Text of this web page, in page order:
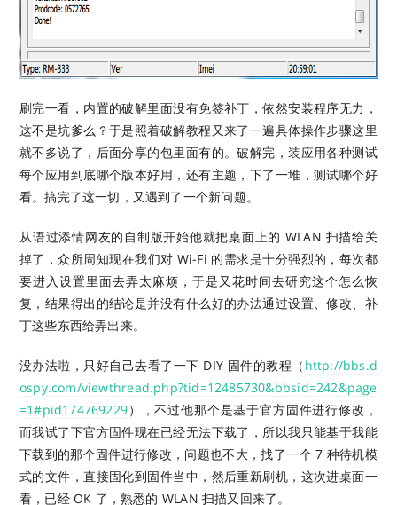
刷完一看，内置的破解里面没有免签补丁，依然安装程序无力，
这不是坑爹么？于是照着破解教程又来了一遍具体操作步骤这里
就不多说了，后面分享的包里面有的。破解完，装应用各种测试
每个应用到底哪个版本好用，还有主题，下了一堆，测试哪个好
看。搞完了这一切，又遇到了一个新问题。
从语过添情网友的自制版开始他就把桌面上的 WLAN 扫描给关
掉了，众所周知现在我们对 Wi-Fi 的需求是十分强烈的，每次都
要进入设置里面去弄太麻烦，于是又花时间去研究这个怎么恢
复，结果得出的结论是并没有什么好的办法通过设置、修改、补
丁这些东西给弄出来。
没办法啦，只好自己去看了一下 DIY 固件的教程（ http://bbs.d
ospy.com/viewthread.php?tid=12485730&bbsid=242&page
=1#pid174769229），不过他那个是基于官方固件进行修改，
而我试了下官方固件现在已经无法下载了，所以我只能基于我能
下载到的那个固件进行修改，问题也不大，找了一个 7 种待机模
式的文件，直接固化到固件当中，然后重新刷机，这次进桌面一
看，已经 OK 了，熟悉的 WLAN 扫描又回来了。